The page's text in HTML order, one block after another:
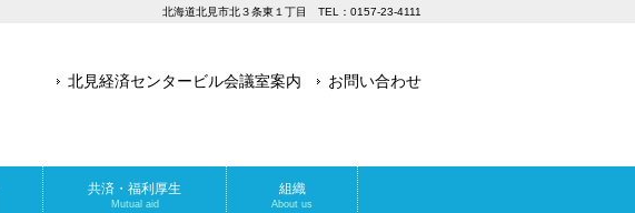
北海道北見市北３条東１丁目 TEL：0157-23-4111
北見経済センタービル会議室案内 お問い合わせ
共済・福利厚生
Mutual aid
組織
About us